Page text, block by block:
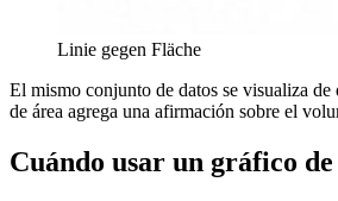
Linie gegen Fläche
El mismo conjunto de datos se visualiza de
de área agrega una afirmación sobre el
Cuándo usar un gráfico